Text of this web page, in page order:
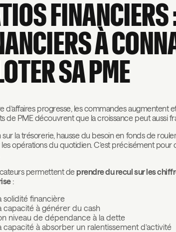
À
SA PME
d’affaires progresse, les commandes augmentent
de PME découvrent que la croissance peut aussi
sur la trésorerie, hausse du besoin en fonds de
opérations du quotidien. C’est précisément
permettent de prendre du recul sur les
:
solidité financière
capacité à générer du cash
niveau de dépendance à la dette
capacité à absorber un ralentissement d’activité